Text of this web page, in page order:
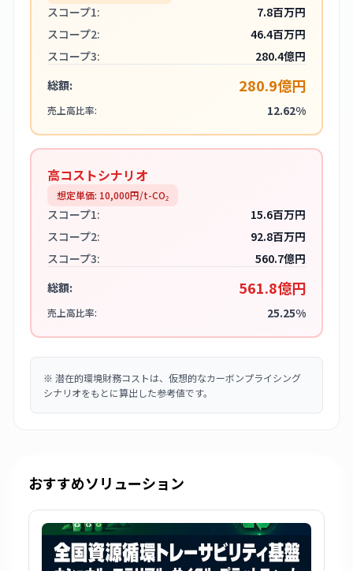
スコープ1:
7.8百万円
スコープ2:
46.4百万円
スコープ3:
280.4億円
総額:
280.9億円
売上高比率: 12.62%
高コストシナリオ
想定単価: 10,000円/t-CO₂
スコープ1:
15.6百万円
スコープ2:
92.8百万円
スコープ3:
560.7億円
総額:
561.8億円
売上高比率: 25.25%
※ 潜在的環境財務コストは、仮想的なカーボンプライシング
シナリオをもとに算出した参考値です。
おすすめソリューション